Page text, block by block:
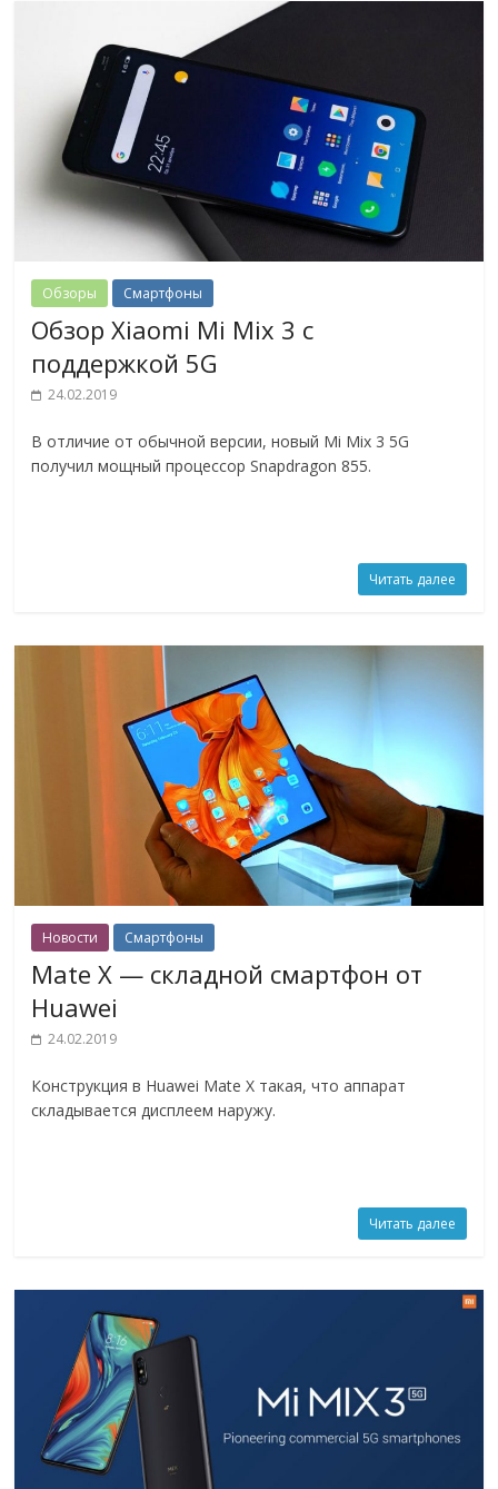
Обзоры Смартфоны
Обзор Xiaomi Mi Mix 3 с
поддержкой 5G
24.02.2019
В отличие от обычной версии, новый Mi Mix 3 5G
получил мощный процессор Snapdragon 855.
Читать далее
Новости Смартфоны
Mate X — складной смартфон от
Huawei
24.02.2019
Конструкция в Huawei Mate X такая, что аппарат
складывается дисплеем наружу.
Читать далее